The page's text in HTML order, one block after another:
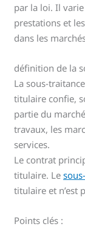
par la loi. Il
prestations et
dans les
définition de la
La sous-
titulaire confie,
partie du
travaux, les
services.
Le contrat
titulaire. Le
titulaire et n’est
Points clés :